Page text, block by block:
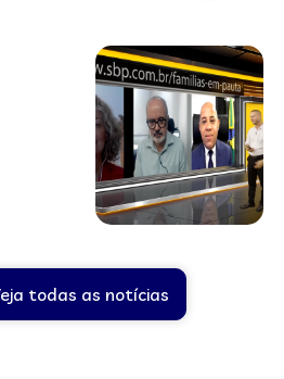
todas as notícias